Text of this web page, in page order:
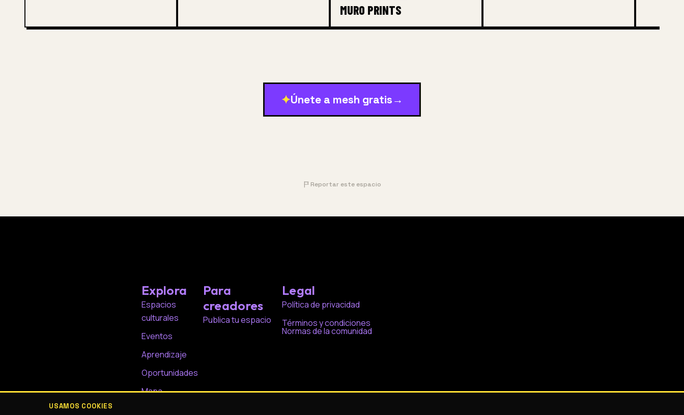
MURO PRINTS
✦Únete a mesh gratis →
Reportar este espacio
Explora
Espacios
culturales
Eventos
Aprendizaje
Oportunidades
Mapa
Para
creadores
Publica tu espacio
Legal
Política de privacidad
Términos y condiciones
Normas de la comunidad
USAMOS COOKIES